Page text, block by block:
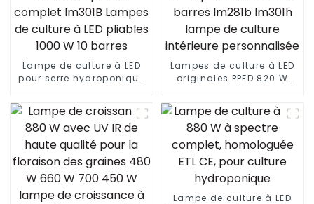
Lampe de culture à LED
pour serre hydroponique
1000 W à spectre complet
lm301B Lampes de
culture à LED pliables
1000 W 10 barres
Lampes de culture à LED
originales PPFD 820 W
* 5 pieds tente 8 + 2
barres lm281b lm301h
lampe de culture
intérieure personnalisée
Lampe de culture à LED